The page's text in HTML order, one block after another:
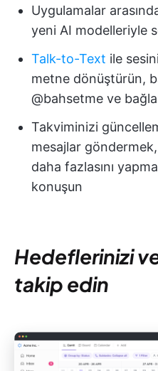
Uygulamalar
yeni AI modelleriyle
Talk-to-Text ile
metne dönüştürün,
@bahsetme ve
Takviminizi
mesajlar
daha fazlasını
konuşun
Hedeflerinizi
takip edin